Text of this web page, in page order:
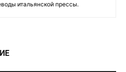
итальянской прессы.